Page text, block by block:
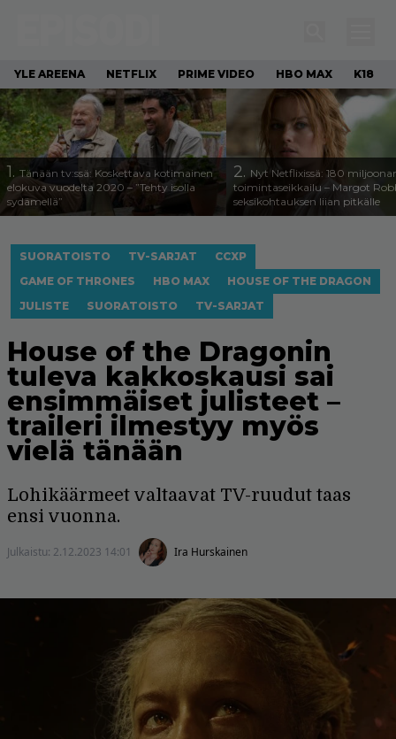
YLE AREENA NETFLIX PRIME VIDEO HBO MAX K18
1. Tänään tv:ssä: Koskettava kotimainen
elokuva vuodelta 2020 – ”Tehty isolla
sydämellä”
2. Nyt Netflixissä: 180
toimintaseikkailu – Margot
seksikohtauksen liian pitkälle
SUORATOISTO TV-SARJAT
CCXP
GAME OF THRONES
HBO MAX
HOUSE OF THE DRAGON
JULISTE
SUORATOISTO TV-SARJAT
House of the Dragonin
tuleva kakkoskausi sai
ensimmäiset julisteet –
traileri ilmestyy myös
vielä tänään
Lohikäärmeet valtaavat TV-ruudut taas
ensi vuonna.
Julkaistu: 2.12.2023 14:01 Ira Hurskainen